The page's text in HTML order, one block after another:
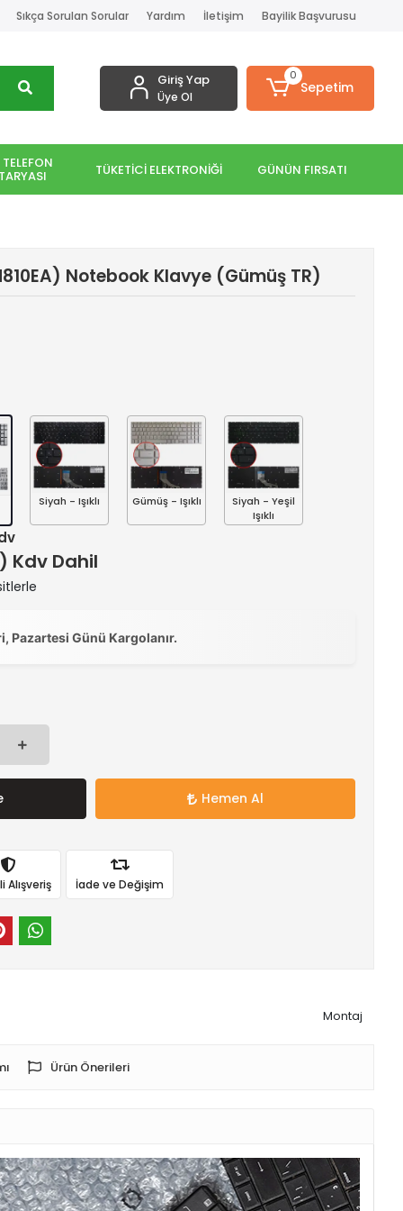
Sıkça Sorulan Sorular Yardım İletişim Bayilik Başvurusu
Giriş Yap
Üye Ol
0
Sepetim
TÜKETİCİ ELEKTRONİĞİ GÜNÜN FIRSATI
Notebook Klavye (Gümüş TR)
Siyah - Işıklı Gümüş - Işıklı
Siyah - Yeşil
Işıklı
Kdv Dahil
Pazartesi Günü Kargolanır.
Hemen Al
Alışveriş İade ve Değişim
Montaj
Ürün Önerileri